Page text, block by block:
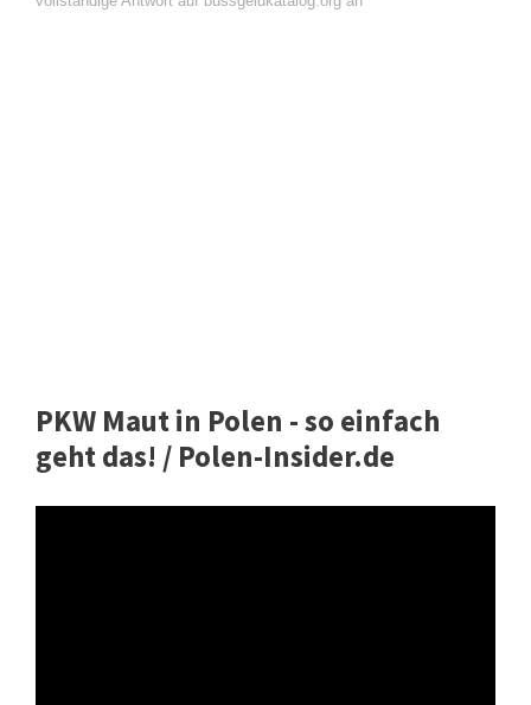
PKW Maut in Polen - so einfach
geht das! / Polen-Insider.de